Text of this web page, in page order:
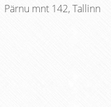
Pärnu mnt 142, Tallinn